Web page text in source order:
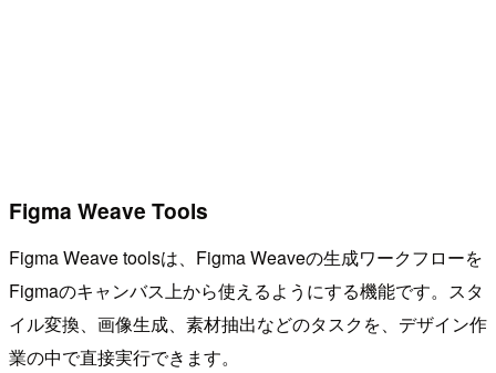
Figma Weave Tools
Figma Weave toolsは、Figma Weaveの生成ワークフローを
Figmaのキャンバス上から使えるようにする機能です。スタ
イル変換、画像生成、素材抽出などのタスクを、デザイン作
業の中で直接実行できます。